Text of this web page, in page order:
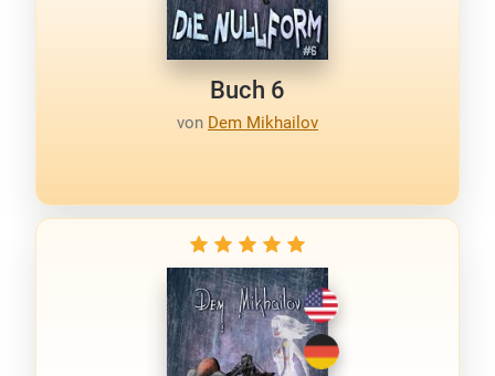
Buch 6
von Dem Mikhailov